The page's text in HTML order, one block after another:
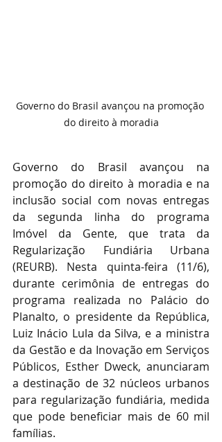
Governo do Brasil avançou na promoção
do direito à moradia
Governo do Brasil avançou na
promoção do direito à moradia e na
inclusão social com novas entregas
da segunda linha do programa
Imóvel da Gente, que trata da
Regularização Fundiária Urbana
(REURB). Nesta quinta-feira (11/6),
durante cerimônia de entregas do
programa realizada no Palácio do
Planalto, o presidente da República,
Luiz Inácio Lula da Silva, e a ministra
da Gestão e da Inovação em Serviços
Públicos, Esther Dweck, anunciaram
a destinação de 32 núcleos urbanos
para regularização fundiária, medida
que pode beneficiar mais de 60 mil
famílias.